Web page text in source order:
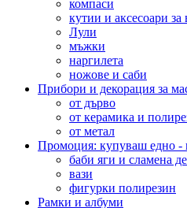
компаси
кутии и аксесоари за
Лули
мъжки
наргилета
ножове и саби
Прибори и декорация за
от дърво
от керамика и
от метал
Промоция: купуваш едно -
баби яги и сламена
вази
фигурки полирезин
Рамки и албуми